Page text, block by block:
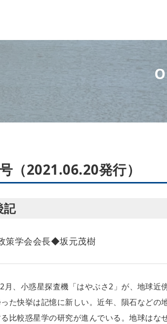
（2021.06.20発行）
記
策学会会長◆坂元茂樹
、小惑星探査機「はやぶさ2」が、地球近
た快挙は記憶に新しい。近年、隕石など
比較惑星学の研究が進んでいる。地球は